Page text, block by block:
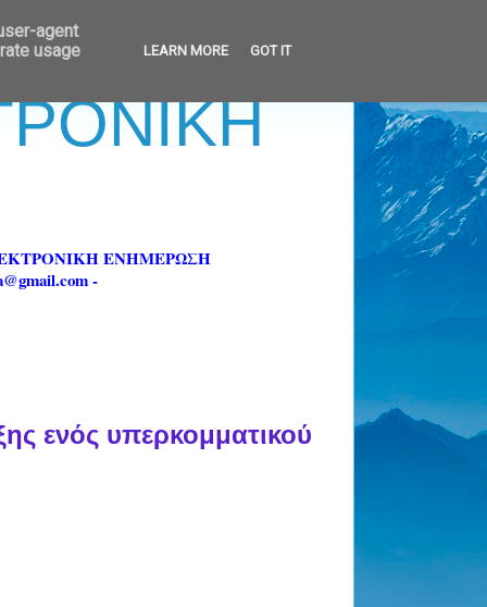
ΕΝΗΜΕΡΩΣΗ
-
ενός υπερκομματικού
agent
usage
LEARN MORE GOT IT